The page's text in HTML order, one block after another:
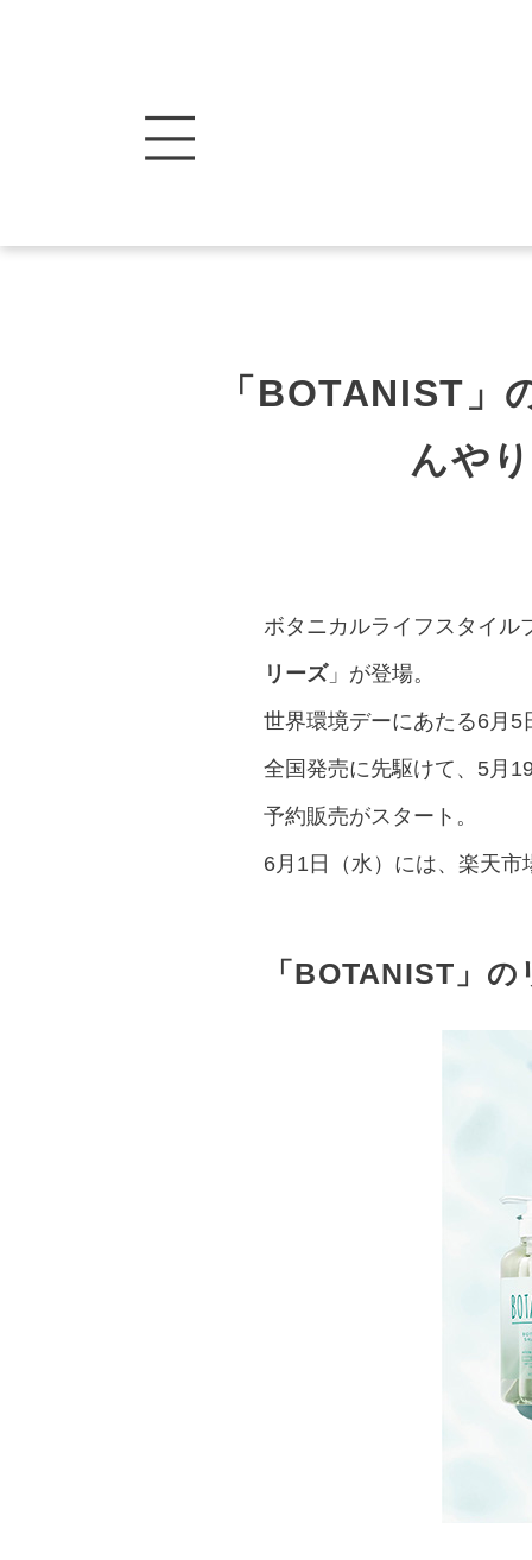
「BOTANIST
んや
ボタニカルライフスタイル
リーズ」が登場。
世界環境デーにあたる6月
全国発売に先駆けて、5月
予約販売がスタート。
6月1日（水）には、楽天
「BOTANIST」